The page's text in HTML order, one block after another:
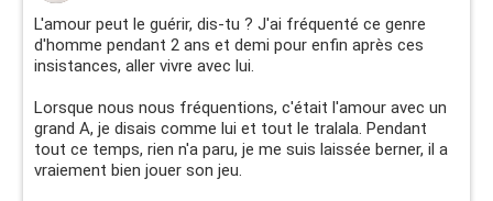
L'amour peut le guérir, dis-tu ? J'ai fréquenté ce genre
d'homme pendant 2 ans et demi pour enfin après ces
insistances, aller vivre avec lui.
Lorsque nous nous fréquentions, c'était l'amour avec un
grand A, je disais comme lui et tout le tralala. Pendant
tout ce temps, rien n'a paru, je me suis laissée berner, il a
vraiement bien jouer son jeu.